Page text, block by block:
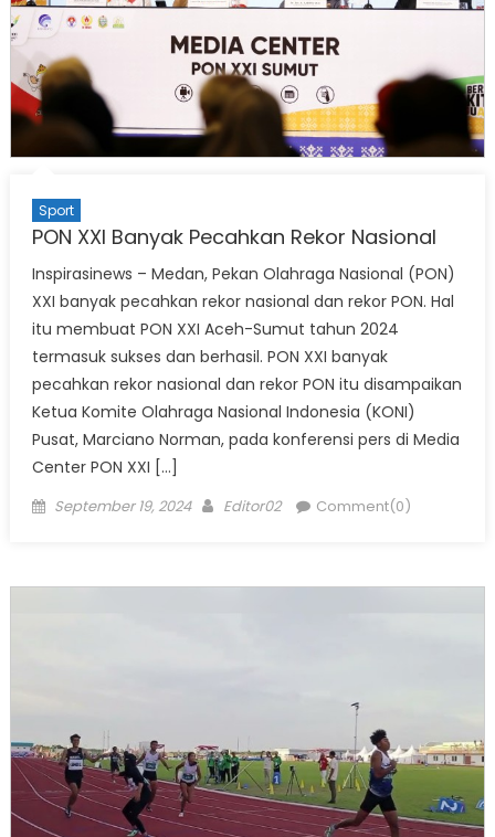
Sport
PON XXI Banyak Pecahkan Rekor Nasional
Inspirasinews – Medan, Pekan Olahraga Nasional (PON)
XXI banyak pecahkan rekor nasional dan rekor PON. Hal
itu membuat PON XXI Aceh-Sumut tahun 2024
termasuk sukses dan berhasil. PON XXI banyak
pecahkan rekor nasional dan rekor PON itu disampaikan
Ketua Komite Olahraga Nasional Indonesia (KONI)
Pusat, Marciano Norman, pada konferensi pers di Media
Center PON XXI […]
Posted
September 19, 2024 Author
Editor02 Comment(0)